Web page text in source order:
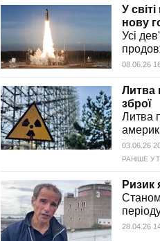
викликає стурбованість серед
активність. Міжнародна спільнота
У
нову
Усі
08.06.26
Литва
зброї
Литва
03.06.26
РАНІШЕ У
Ризик
Станом
28.04.26